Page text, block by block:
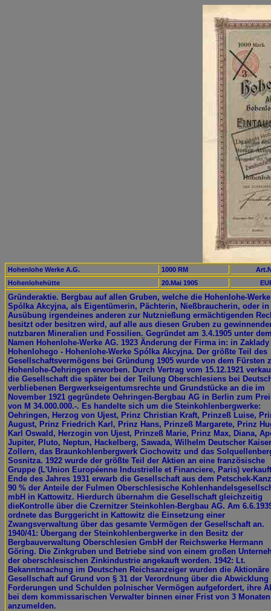
Hohenlohe Werke A.G. 1000 RM
Hohenlohehütte
20.Mai 1905
Gründeraktie. Bergbau auf allen Gruben, welche die Hohenlohe-
Spólka Akcyjna, als Eigentümerin, Pächterin, Nießbraucherin, oder in
Ausübung irgendeines anderen zur Nutznießung ermächtigenden
besitzt oder besitzen wird, auf alle aus diesen Gruben zu
nutzbaren Mineralien und Fossilien. Gegründet am 3.4.1905 unter
Namen Hohenlohe-Werke AG. 1923 Änderung der Firma in: in Zaklady
Hohenlohego - Hohenlohe-Werke Spólka Akcyjna. Der größte Teil des
Gesellschaftsvermögens bei Gründung 1905 wurde von dem Fürsten
Hohenlohe-Oehringen erworben. Durch Vertrag vom 15.12.1921
die Gesellschaft die später bei der Teilung Oberschlesiens bei
verbliebenen Bergwerkseigentumsrechte und Grundstücke an die im
November 1921 gegründete Oehringen-Bergbau AG in Berlin zum
von M 34.000.000.-. Es handelte sich um die Steinkohlenbergwerke:
Oehringen, Herzog von Ujest, Prinz Christian Kraft, Prinzeß Luise,
August, Prinz Friedrich Karl, Prinz Hans, Prinzeß Margarete, Prinz
Karl Oswald, Herzogin von Ujest, Prinzeß Marie, Prinz Max, Diana,
Jupiter, Pluto, Neptun, Hackelberg, Sawada, Wilhelm Deutscher
Zollern, das Braunkohlenbergwerk Ciochowitz und das
Sosnitza. 1922 wurde der größte Teil der Aktien an eine französische
Gruppe (L'Union Européenne Industrielle et Financiere, Paris)
Ende des Jahres 1931 erwarb die Gesellschaft aus dem Petschek-
90 % der Anteile der Fulmen Oberschlesische
mbH in Kattowitz. Hierdurch übernahm die Gesellschaft gleichzeitig
dieKontrolle über die Czernitzer Steinkohlen-Bergbau AG. Am
ordnete das Burggericht in Kattowitz die Einsetzung einer
Zwangsverwaltung über das gesamte Vermögen der Gesellschaft an.
1940/41: Übergang der Steinkohlenbergwerke in den Besitz der
Bergbauverwaltung Oberschlesien GmbH der Reichswerke Hermann
Göring. Die Zinkgruben und Betriebe sind von einem großen
der oberschlesischen Zinkindustrie angekauft worden. 1942: Lt.
Bekanntmachung im Deutschen Reichsanzeiger wurden die Aktionäre
Gesellschaft auf Grund von § 31 der Verordnung über die Abwicklung
Forderungen und Schulden polnischer Vermögen aufgefordert, ihre
bei dem kommissarischen Verwalter binnen einer Frist von 3 Monaten
anzumelden.